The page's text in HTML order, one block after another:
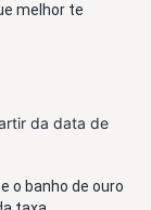
melhor te
da data de
o banho de ouro